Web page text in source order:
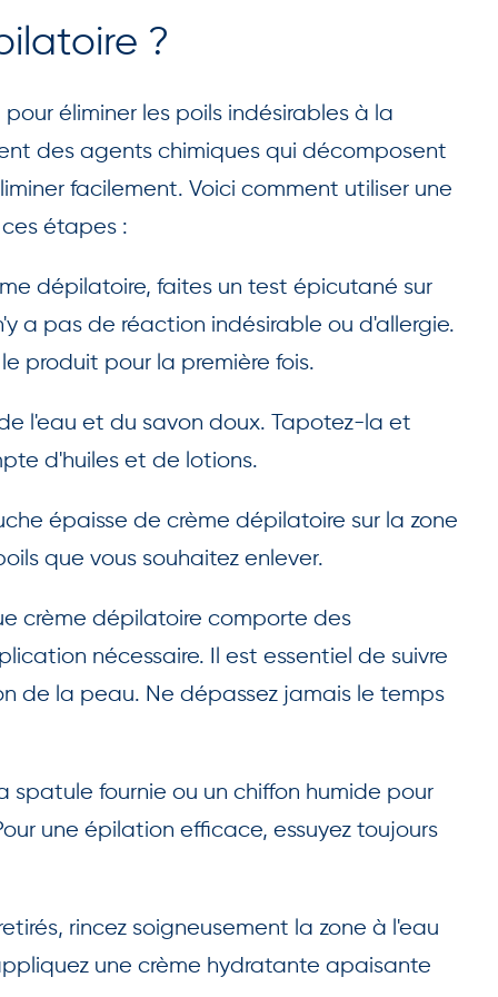
?
éliminer les poils indésirables à la
des agents chimiques qui décomposent
facilement. Voici comment utiliser une
étapes :
dépilatoire, faites un test épicutané sur
a pas de réaction indésirable ou d'allergie.
produit pour la première fois.
l'eau et du savon doux. Tapotez-la et
d'huiles et de lotions.
épaisse de crème dépilatoire sur la zone
que vous souhaitez enlever.
crème dépilatoire comporte des
nécessaire. Il est essentiel de suivre
de la peau. Ne dépassez jamais le temps
spatule fournie ou un chiffon humide pour
une épilation efficace, essuyez toujours
rincez soigneusement la zone à l'eau
une crème hydratante apaisante